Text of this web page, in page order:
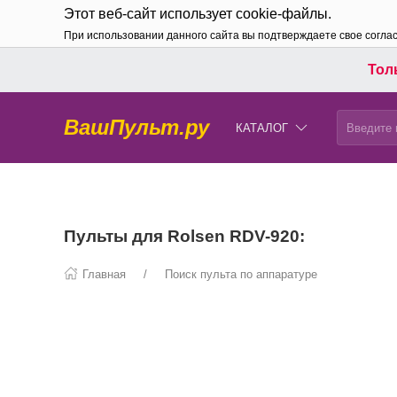
Этот веб-сайт использует cookie-файлы.
При использовании данного сайта вы подтверждаете свое
ВашПульт.ру КАТАЛОГ
Пульты для Rolsen RDV-920:
Главная Поиск пульта по аппаратуре